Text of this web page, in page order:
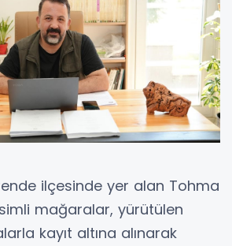
ilçesinde yer alan Tohma
mağaralar, yürütülen
kayıt altına alınarak